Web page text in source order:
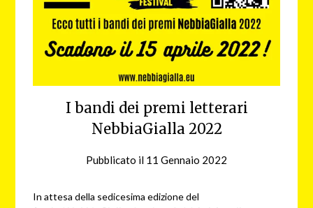
I bandi dei premi letterari
NebbiaGialla 2022
Pubblicato il 11 Gennaio 2022
In attesa della sedicesima edizione del